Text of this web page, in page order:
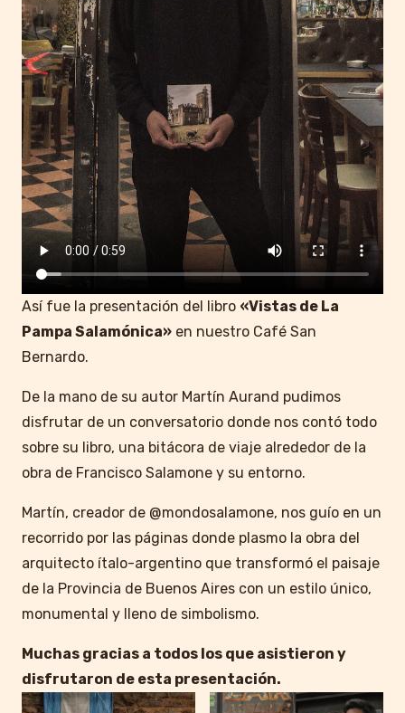
Así fue la presentación del libro «Vistas de La
Pampa Salamónica» en nuestro Café San
Bernardo.
De la mano de su autor Martín Aurand pudimos
disfrutar de un conversatorio donde nos contó todo
sobre su libro, una bitácora de viaje alrededor de la
obra de Francisco Salamone y su entorno.
Martín, creador de @mondosalamone, nos guío en un
recorrido por las páginas donde plasmo la obra del
arquitecto ítalo-argentino que transformó el paisaje
de la Provincia de Buenos Aires con un estilo único,
monumental y lleno de simbolismo.
Muchas gracias a todos los que asistieron y
disfrutaron de esta presentación.